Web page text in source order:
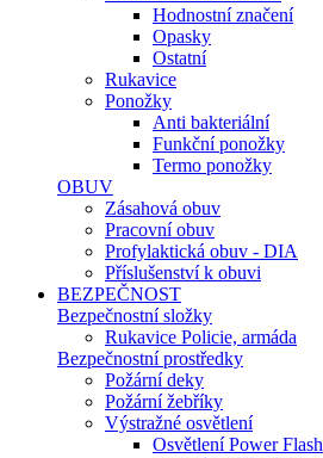
Hodnostní značení
Opasky
Ostatní
Rukavice
Ponožky
Anti bakteriální
Funkční ponožky
Termo ponožky
OBUV
Zásahová obuv
Pracovní obuv
Profylaktická obuv - DIA
Příslušenství k obuvi
BEZPEČNOST
Bezpečnostní složky
Rukavice Policie, armáda
Bezpečnostní prostředky
Požární deky
Požární žebříky
Výstražné osvětlení
Osvětlení Power Flash